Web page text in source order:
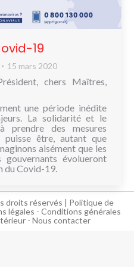
19
15 mars 2020
chers Maîtres,
une période inédite
La solidarité et le
prendre des mesures
puisse être, autant que
aisément que les
évolueront
du Covid-19.
droits réservés | Politique de
légales - Conditions générales
- Nous contacter